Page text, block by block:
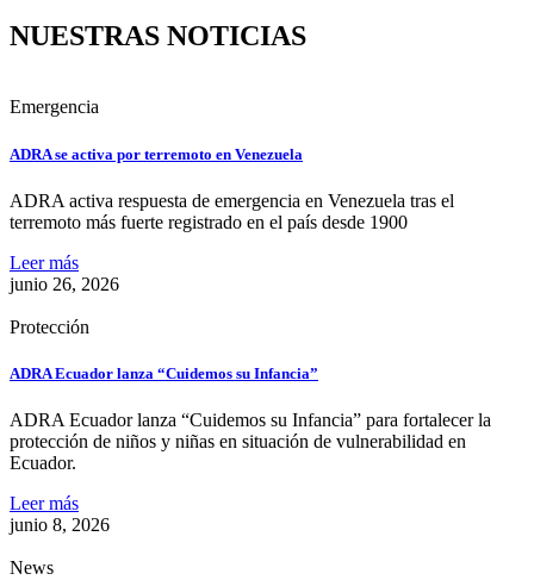
NUESTRAS NOTICIAS
Emergencia
ADRA se activa por terremoto en Venezuela
ADRA activa respuesta de emergencia en Venezuela tras el
terremoto más fuerte registrado en el país desde 1900
Leer más
junio 26, 2026
Protección
ADRA Ecuador lanza “Cuidemos su Infancia”
ADRA Ecuador lanza “Cuidemos su Infancia” para fortalecer la
protección de niños y niñas en situación de vulnerabilidad en
Ecuador.
Leer más
junio 8, 2026
News